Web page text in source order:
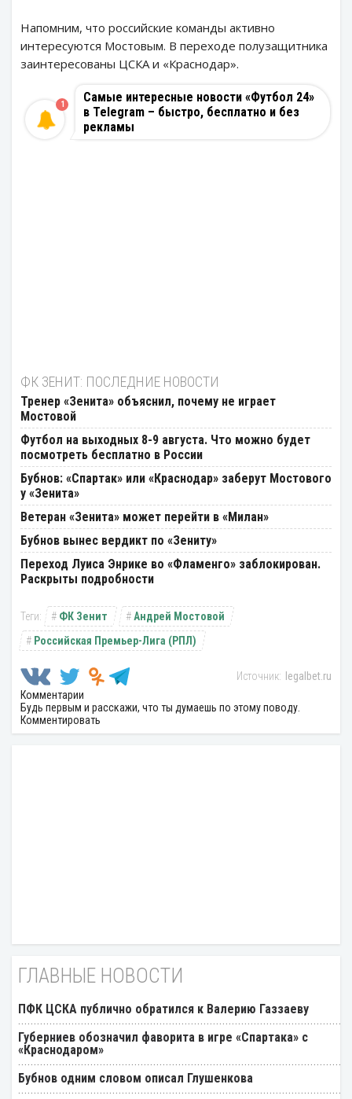
Напомним, что российские команды активно
интересуются Мостовым. В переходе полузащитника
заинтересованы ЦСКА и «Краснодар».
Самые интересные новости «Футбол 24»
в Telegram – быстро, бесплатно и без
рекламы
1
ФК ЗЕНИТ: ПОСЛЕДНИЕ НОВОСТИ
Тренер «Зенита» объяснил, почему не играет
Мостовой
Футбол на выходных 8-9 августа. Что можно будет
посмотреть бесплатно в России
Бубнов: «Спартак» или «Краснодар» заберут Мостового
у «Зенита»
Ветеран «Зенита» может перейти в «Милан»
Бубнов вынес вердикт по «Зениту»
Переход Луиса Энрике во «Фламенго» заблокирован.
Раскрыты подробности
ФК Зенит
Андрей Мостовой
Российская Премьер-Лига (РПЛ)
legalbet.ru
Комментарии
Будь первым и расскажи, что ты думаешь по этому поводу.
Комментировать
ГЛАВНЫЕ НОВОСТИ
ПФК ЦСКА публично обратился к Валерию Газзаеву
Губерниев обозначил фаворита в игре «Спартака» с
«Краснодаром»
Бубнов одним словом описал Глушенкова